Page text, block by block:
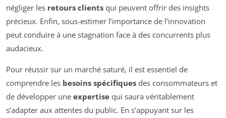
négliger les retours clients qui peuvent offrir des insights
précieux. Enfin, sous-estimer l’importance de l’innovation
peut conduire à une stagnation face à des concurrents plus
audacieux.
Pour réussir sur un marché saturé, il est essentiel de
comprendre les besoins spécifiques des consommateurs et
de développer une expertise qui saura véritablement
s’adapter aux attentes du public. En s’appuyant sur les